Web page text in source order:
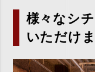
様々なシ
いただけ